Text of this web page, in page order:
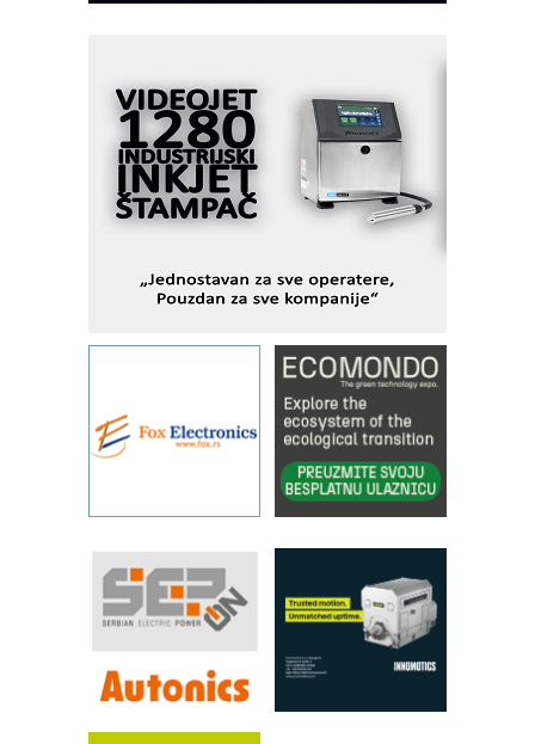
Alba d.o.o. – 35 godina preciznosti u
metrologiji i pametnim dozirnim
rešenjima
IBeRTIM - oprema za ispitivanje
kontrole kvaliteta
sistema
pouzdanost u transferu fluida
Filtration Group Industrial – Napredna
rešenja za filtraciju u hidrauličkim i
procesnim sistemima
Art Utopia Studio – vizuelne priče
RILINEX kompanije Rittal
FANUC: Najbolje za vašu pametnu
automatizaciju
Efikasno upravljanje energijom
Automatizacija pakovanja · Display
(Shelf-Ready) omotnice
Proizvodnja iC7 Hybrid 1500 VDC